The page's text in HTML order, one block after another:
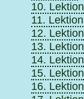
10. Lektion
11. Lektion
12. Lektion
13. Lektion
14. Lektion
15. Lektion
16. Lektion